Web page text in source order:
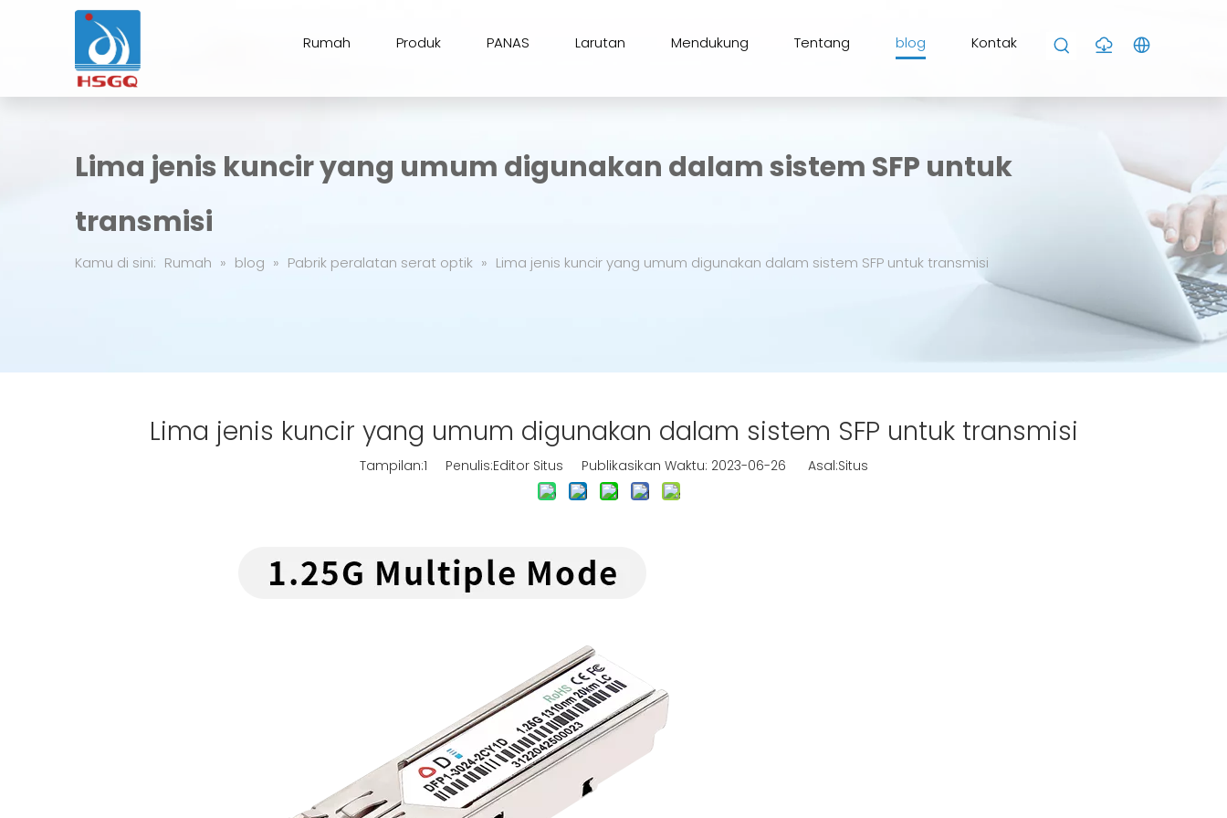
Rumah Produk PANAS Larutan Mendukung Tentang blog Kontak
Lima jenis kuncir yang umum digunakan dalam sistem SFP untuk
transmisi
Kamu di sini: Rumah » blog » Pabrik peralatan serat optik » Lima jenis kuncir yang umum digunakan dalam sistem SFP untuk transmisi
Lima jenis kuncir yang umum digunakan dalam sistem SFP untuk transmisi
Tampilan:1 Penulis:Editor Situs Publikasikan Waktu: 2023-06-26 Asal:Situs